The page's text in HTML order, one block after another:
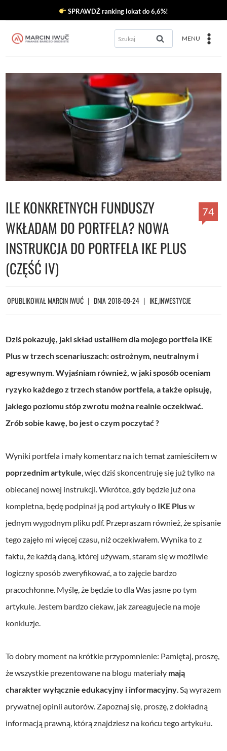
treści
SPRAWDŹ ranking lokat do 6,6%!
Szukaj: MENU
ILE KONKRETNYCH FUNDUSZY
WKŁADAM DO PORTFELA? NOWA
INSTRUKCJA DO PORTFELA IKE PLUS
(CZĘŚĆ IV)
74
OPUBLIKOWAŁ MARCIN IWUĆ DNIA2018-09-24 IKE,INWESTYCJE
Dziś pokazuję, jaki skład ustaliłem dla mojego portfela IKE
Plus w trzech scenariuszach: ostrożnym, neutralnym i
agresywnym. Wyjaśniam również, w jaki sposób oceniam
ryzyko każdego z trzech stanów portfela, a także opisuję,
jakiego poziomu stóp zwrotu można realnie oczekiwać.
Zrób sobie kawę, bo jest o czym poczytać ?
Wyniki portfela i mały komentarz na ich temat zamieściłem w
poprzednim artykule, więc dziś skoncentruję się już tylko na
obiecanej nowej instrukcji. Wkrótce, gdy będzie już ona
kompletna, będę podpinał ją pod artykuły o IKE Plusw
jednym wygodnym pliku pdf. Przepraszam również, że spisanie
tego zajęło mi więcej czasu, niż oczekiwałem. Wynika to z
faktu, że każdą daną, której używam, staram się w możliwie
logiczny sposób zweryfikować, a to zajęcie bardzo
pracochłonne. Myślę, że będzie to dla Was jasne po tym
artykule. Jestem bardzo ciekaw, jak zareagujecie na moje
konkluzje.
To dobry moment na krótkie przypomnienie: Pamiętaj, proszę,
że wszystkie prezentowane na blogu materiały mają
charakter wyłącznie edukacyjny i informacyjny. Są wyrazem
prywatnej opinii autorów. Zapoznaj się, proszę, z dokładną
informacją prawną, którą znajdziesz na końcu tego artykułu.